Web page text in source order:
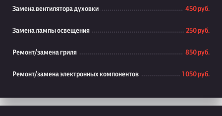
Замена вентилятора духовки 450 руб.
Замена лампы освещения 250 руб.
Ремонт/замена гриля 850 руб.
Ремонт/замена электронных компонентов 1 050 руб.